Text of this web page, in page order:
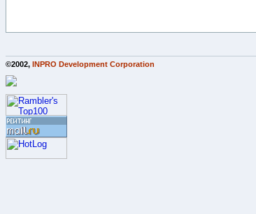
©2002, INPRO Development Corporation